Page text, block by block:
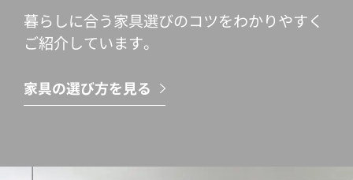
暮らしに合う家具選びのコツをわかりやすく
ご紹介しています。
家具の選び方を見る